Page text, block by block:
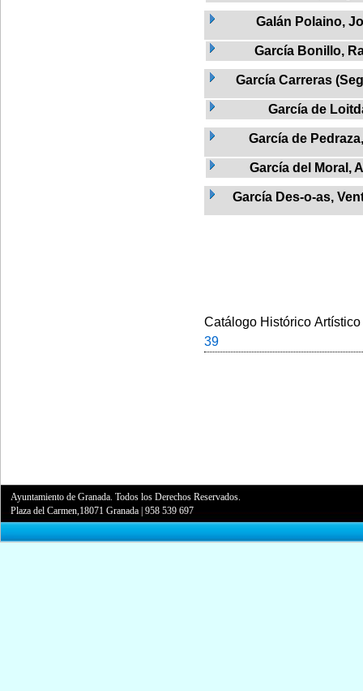
Galán Polaino,
García Bonillo,
García Carreras
García de
García de
García del Moral,
García Des-o-as,
Catálogo Histórico
39
Ayuntamiento de Granada. Todos los Derechos Reservados.
Plaza del Carmen,18071 Granada |958 539 697